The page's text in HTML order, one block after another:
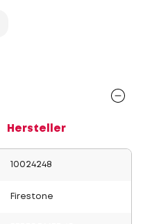
Hersteller
10024248
Firestone